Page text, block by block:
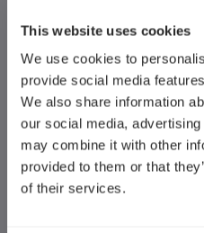
This website uses cookies
We use cookies to
provide social media
We also share information
our social media,
may combine it with other
provided to them or that
of their services.
ケースの左側にある画期的な新
サイドパネルのセキュアなマウ
にシステムに